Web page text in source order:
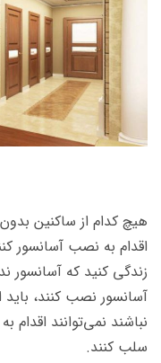
هیچ کدام از ساکنین
اقدام به نصب آسانسور
زندگی کنید که آسانسور
آسانسور نصب کنند، باید
نباشند نمی‌توانند
سلب کنند.